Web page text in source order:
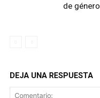
de género
DEJA UNA RESPUESTA